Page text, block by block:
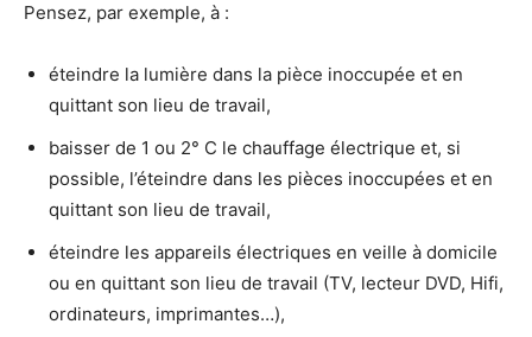
Pensez, par exemple, à :
éteindre la lumière dans la pièce inoccupée et en
quittant son lieu de travail,
baisser de 1 ou 2° C le chauffage électrique et, si
possible, l’éteindre dans les pièces inoccupées et en
quittant son lieu de travail,
éteindre les appareils électriques en veille à domicile
ou en quittant son lieu de travail (TV, lecteur DVD, Hifi,
ordinateurs, imprimantes…),